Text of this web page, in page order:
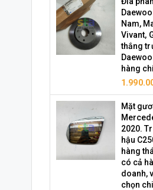
Nam,
Vivant,
thắng
hàng
Mặt
2020.
hậu
hàng
có cả
doanh,
chọn